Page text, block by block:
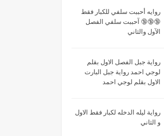
روايه أحببت سلفي للكبار فقط
🔞🔞🔞 آحببت سلفي الفصل
الآول والثاني
رواية جبل الفصل الاول بقلم
لوجي احمد رواية جبل البارت
الاول بقلم لوجي احمد
رواية ليله الدخله لكبار فقط الاول
و الثاني